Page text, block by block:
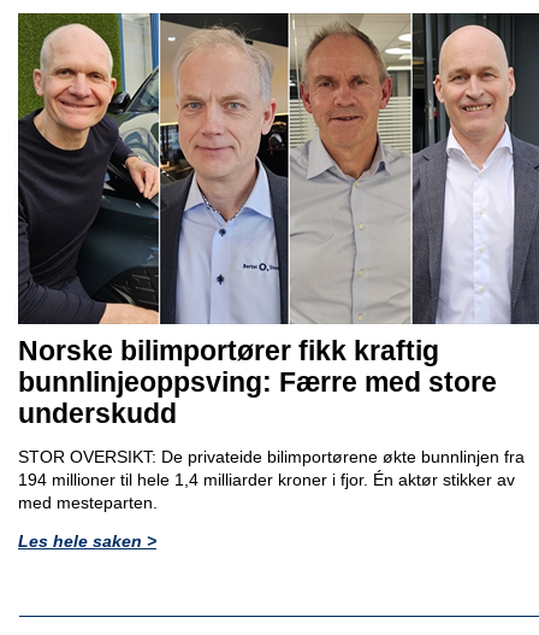
Norske bilimportører fikk kraftig
bunnlinjeoppsving: Færre med store
underskudd
STOR OVERSIKT: De privateide bilimportørene økte bunnlinjen fra
194 millioner til hele 1,4 milliarder kroner i fjor. Én aktør stikker av
med mesteparten.
Les hele saken >